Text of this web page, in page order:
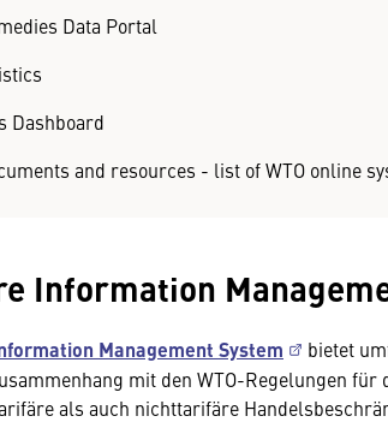
Data Portal
Dashboard
and resources - list of WTO online
Information
Management System
bietet
mit den WTO-Regelungen
als auch nichttarifäre